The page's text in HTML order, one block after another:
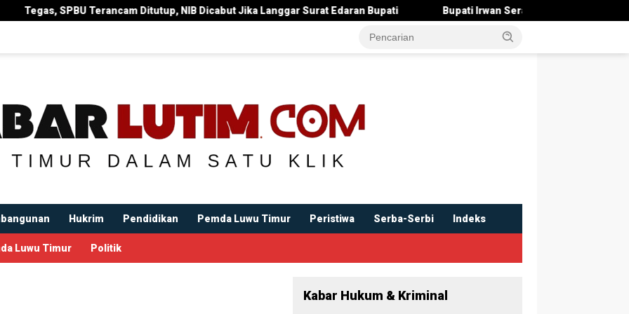
Ditutup, NIB Dicabut Jika Langgar Surat Edaran Bupati Bupati Irwan Serahkan Rancangan KUA-PPAS 2027 ,
Hukrim Pendidikan Pemda Luwu Timur Peristiwa Serba-Serbi Indeks
Luwu Timur Politik
Kabar Hukum & Kriminal